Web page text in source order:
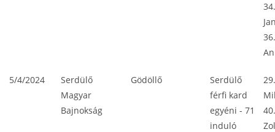
5/4/2024
Serdülő
Magyar
Bajnokság
Gödöllő
Serdülő
férfi kard
egyéni - 71
induló